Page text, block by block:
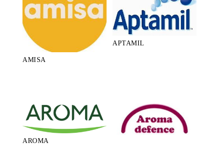
AMISA
APTAMIL
AROMA